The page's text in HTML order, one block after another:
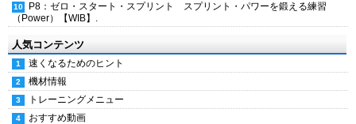
P8：ゼロ・スタート・スプリント スプリント・パワーを鍛える練習
（Power）【WIB】.
人気コンテンツ
速くなるためのヒント
機材情報
トレーニングメニュー
おすすめ動画